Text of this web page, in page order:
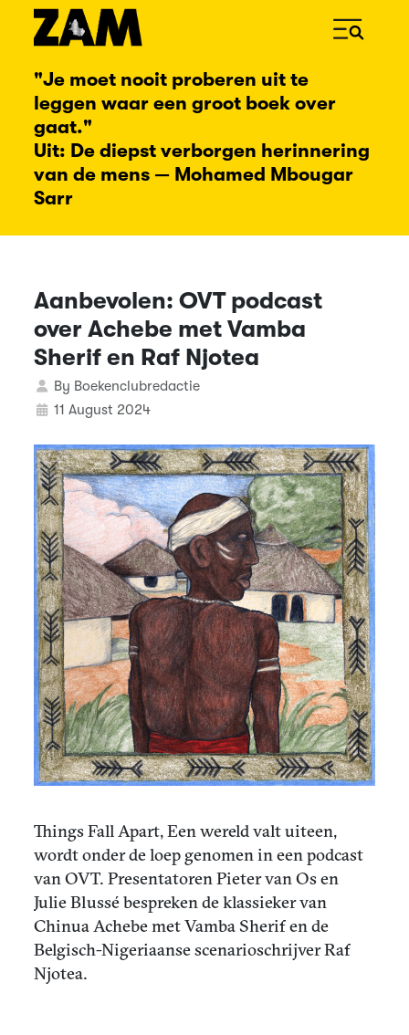
"Je moet nooit proberen uit te
leggen waar een groot boek over
gaat."
Uit: De diepst verborgen herinnering
van de mens — Mohamed Mbougar
Sarr
Aanbevolen: OVT podcast
over Achebe met Vamba
Sherif en Raf Njotea
Details
By Boekenclubredactie
11 August 2024
Things Fall Apart, Een wereld valt uiteen,
wordt onder de loep genomen in een podcast
van OVT. Presentatoren Pieter van Os en
Julie Blussé bespreken de klassieker van
Chinua Achebe met Vamba Sherif en de
Belgisch-Nigeriaanse scenarioschrijver Raf
Njotea.